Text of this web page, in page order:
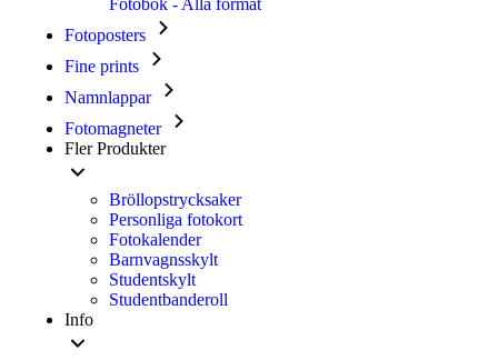
Fotobok - Alla format
Fotoposters
Fine prints
Namnlappar
Fotomagneter
Fler Produkter
Bröllopstrycksaker
Personliga fotokort
Fotokalender
Barnvagnsskylt
Studentskylt
Studentbanderoll
Info